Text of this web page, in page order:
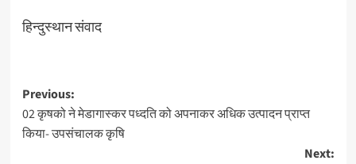
हिन्दुस्थान संवाद
Post
navigation
Previous:
02 कृषको ने मेडागास्कर पध्दति को अपनाकर अधिक उत्पादन प्राप्त
किया- उपसंचालक कृषि
Next: